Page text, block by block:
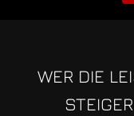
WER DIE